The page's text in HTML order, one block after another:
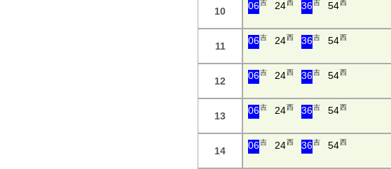
10 06吉 24西 36吉 54西
11 06吉 24西 36吉 54西
12 06吉 24西 36吉 54西
13 06吉 24西 36吉 54西
14 06吉 24西 36吉 54西